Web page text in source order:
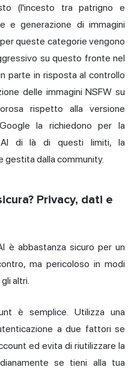
(l'incesto tra patrigno e
e generazione di immagini
queste categorie vengono
su questo fronte nel
parte in risposta al controllo
delle immagini NSFW su
rispetto alla versione
la richiedono per la
Al di là di questi limiti, la
gestita dalla community.
Privacy, dati e
è abbastanza sicuro per un
ma pericoloso in modi
altri.
è semplice. Utilizza una
a due fattori se
ed evita di riutilizzare la
se tieni alla tua